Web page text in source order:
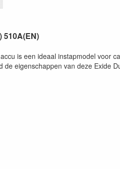
510A(EN)
is een ideaal instapmodel voor
eigenschappen van deze Exide